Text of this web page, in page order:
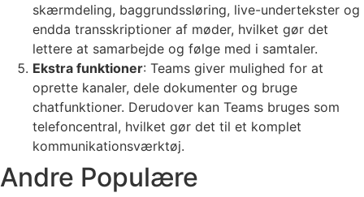
skærmdeling, baggrundssløring, live-undertekster og
endda transskriptioner af møder, hvilket gør det
lettere at samarbejde og følge med i samtaler.
Ekstra funktioner: Teams giver mulighed for at
oprette kanaler, dele dokumenter og bruge
chatfunktioner. Derudover kan Teams bruges som
telefoncentral, hvilket gør det til et komplet
kommunikationsværktøj.
Andre Populære